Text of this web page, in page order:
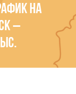
НА
–